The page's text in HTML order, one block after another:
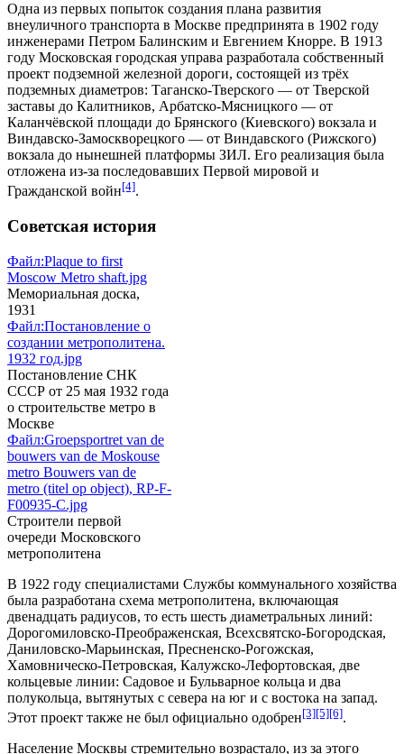
Одна из первых попыток создания плана развития
внеуличного транспорта в Москве предпринята в 1902 году
инженерами Петром Балинским и Евгением Кнорре. В 1913
году Московская городская управа разработала собственный
проект подземной железной дороги, состоящей из трёх
подземных диаметров: Таганско-Тверского — от Тверской
заставы до Калитников, Арбатско-Мясницкого — от
Каланчёвской площади до Брянского (Киевского) вокзала и
Виндавско-Замоскворецкого — от Виндавского (Рижского)
вокзала до нынешней платформы ЗИЛ. Его реализация была
отложена из-за последовавших Первой мировой и
Гражданской войн[4].
Советская история
Файл:Plaque to first
Moscow Metro shaft.jpg
Мемориальная доска,
1931
Файл:Постановление о
создании метрополитена.
1932 год.jpg
Постановление СНК
СССР от 25 мая 1932 года
о строительстве метро в
Москве
Файл:Groepsportret van de
bouwers van de Moskouse
metro Bouwers van de
metro (titel op object), RP-F-
F00935-C.jpg
Строители первой
очереди Московского
метрополитена
В 1922 году специалистами Службы коммунального хозяйства
была разработана схема метрополитена, включающая
двенадцать радиусов, то есть шесть диаметральных линий:
Дорогомиловско-Преображенская, Всехсвятско-Богородская,
Даниловско-Марьинская, Пресненско-Рогожская,
Хамовническо-Петровская, Калужско-Лефортовская, две
кольцевые линии: Садовое и Бульварное кольца и два
полукольца, вытянутых с севера на юг и с востока на запад.
Этот проект также не был официально одобрен[3][5][6].
Население Москвы стремительно возрастало, из за этого